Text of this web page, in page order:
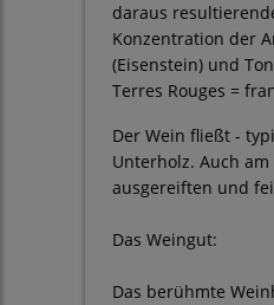
daraus
Konzentration der
(Eisenstein) und
Terres Rouges =
Der Wein fließt -
Unterholz. Auch
ausgereiften und
Das Weingut:
Das berühmte